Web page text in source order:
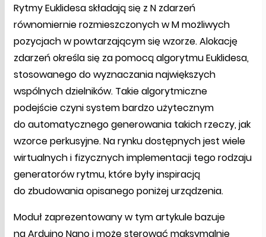
Rytmy Euklidesa składają się z N zdarzeń
równomiernie rozmieszczonych w M możliwych
pozycjach w powtarzającym się wzorze. Alokację
zdarzeń określa się za pomocą algorytmu Euklidesa,
stosowanego do wyznaczania największych
wspólnych dzielników. Takie algorytmiczne
podejście czyni system bardzo użytecznym
do automatycznego generowania takich rzeczy, jak
wzorce perkusyjne. Na rynku dostępnych jest wiele
wirtualnych i fizycznych implementacji tego rodzaju
generatorów rytmu, które były inspiracją
do zbudowania opisanego poniżej urządzenia.
Moduł zaprezentowany w tym artykule bazuje
na Arduino Nano i może sterować maksymalnie